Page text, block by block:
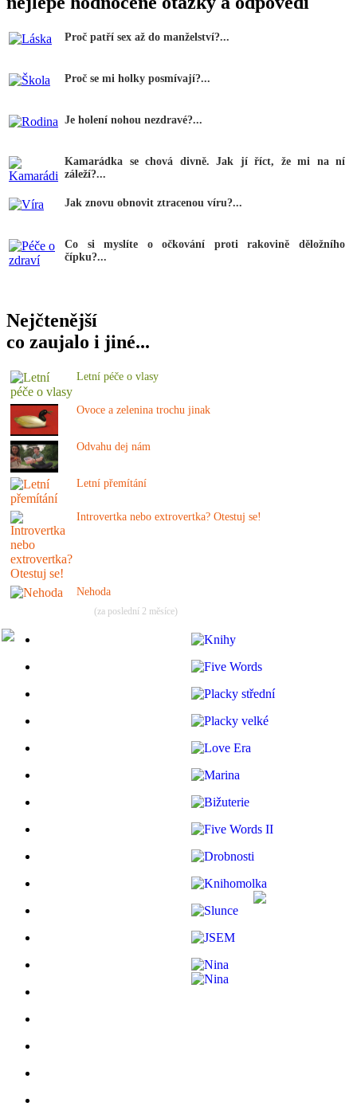
Proč patří sex až do manželství?...
Proč se mi holky posmívají?...
Je holení nohou nezdravé?...
Kamarádka se chová divně. Jak jí říct, že mi na ní
záleží?...
Jak znovu obnovit ztracenou víru?...
Co si myslíte o očkování proti rakovině děložního
čípku?...
Nejčtenější
co zaujalo i jiné...
Letní péče o vlasy
Ovoce a zelenina trochu jinak
Odvahu dej nám
Letní přemítání
Introvertka nebo extrovertka? Otestuj se!
Nehoda
(za poslední 2 měsíce)